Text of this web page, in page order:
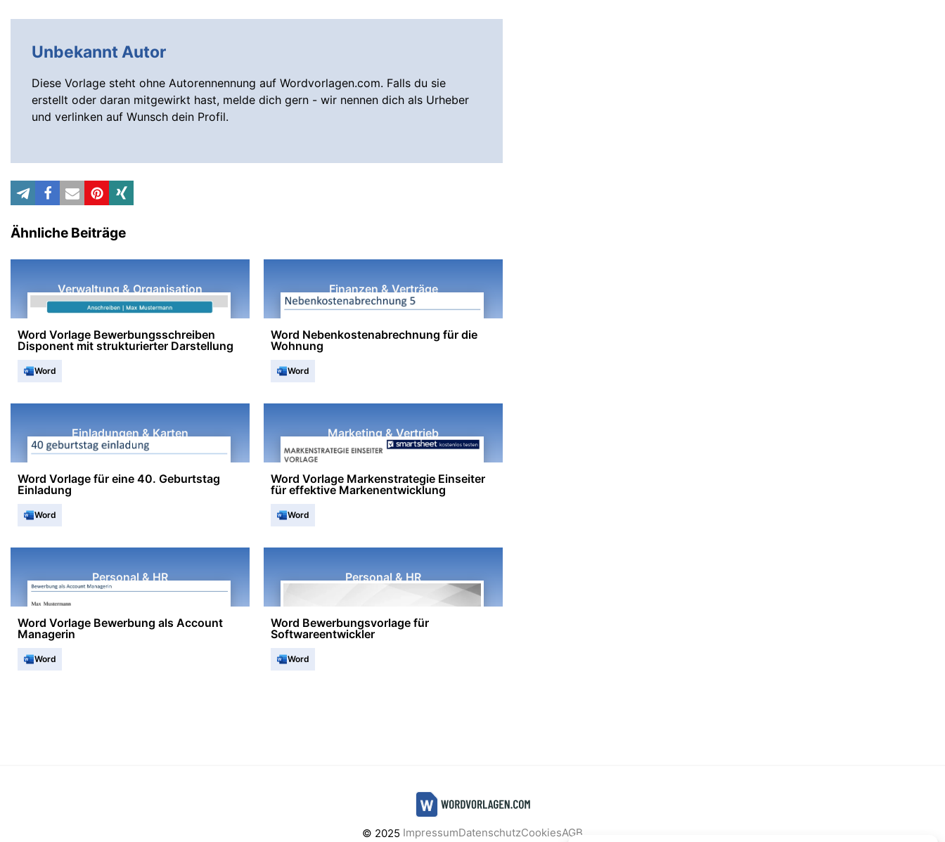
Unbekannt Autor
Diese Vorlage steht ohne Autorennennung auf Wordvorlagen.com. Falls du sie
erstellt oder daran mitgewirkt hast, melde dich gern - wir nennen dich als Urheber
und verlinken auf Wunsch dein Profil.
Ähnliche Beiträge
Verwaltung & Organisation
Word Vorlage Bewerbungsschreiben
Disponent mit strukturierter Darstellung
Word
Finanzen & Verträge
Word Nebenkostenabrechnung für die
Wohnung
Word
Einladungen & Karten
Word Vorlage für eine 40. Geburtstag
Einladung
Word
Marketing & Vertrieb
Word Vorlage Markenstrategie Einseiter
für effektive Markenentwicklung
Word
Personal & HR
Word Vorlage Bewerbung als Account
Managerin
Word
Personal & HR
Word Bewerbungsvorlage für
Softwareentwickler
Word
© 2025 ImpressumDatenschutzCookiesAGB